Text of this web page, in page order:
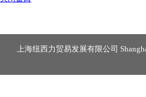
上海纽西力贸易发展有限公司